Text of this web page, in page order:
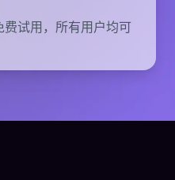
试用，所有用户均可